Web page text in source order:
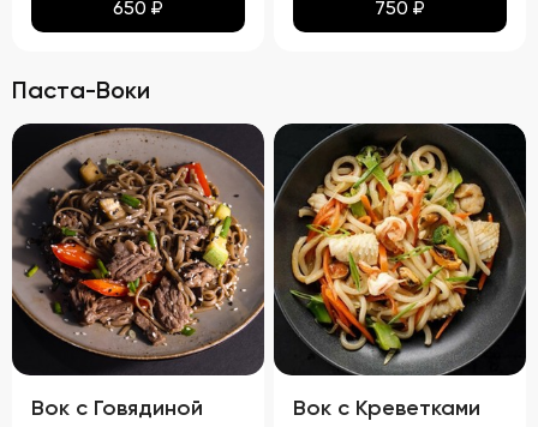
650 ₽ 750 ₽
Паста-Воки
Вок с Говядиной Вок с Креветками